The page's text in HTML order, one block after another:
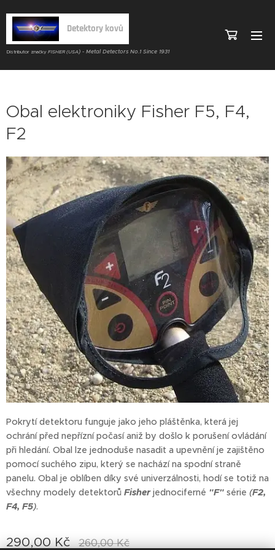
Detektory kovů
Distributor značky FISHER (USA) - Metal Detectors No.1 Since 1931
Obal elektroniky Fisher F5, F4,
F2
Pokrytí detektoru funguje jako jeho pláštěnka, která jej
ochrání před nepřízní počasí aniž by došlo k porušení ovládání
při hledání. Obal lze jednoduše nasadit a upevnění je zajištěno
pomocí suchého zipu, který se nachází na spodní straně
panelu. Obal je oblíben díky své univerzálnosti, hodí se totiž na
všechny modely detektorů Fisherjednociferné "F" série (F2,
F4, F5).
290,00Kč 260,00Kč